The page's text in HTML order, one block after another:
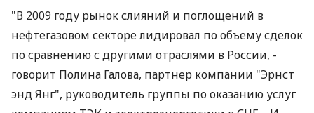
"В 2009 году рынок слияний и поглощений в
нефтегазовом секторе лидировал по объему сделок
по сравнению с другими отраслями в России, -
говорит Полина Галова, партнер компании "Эрнст
энд Янг", руководитель группы по оказанию услуг